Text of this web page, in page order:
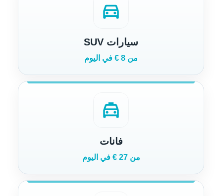
directions_car
سيارات SUV
من 8 € في اليوم
local_taxi
فانات
من 27 € في اليوم